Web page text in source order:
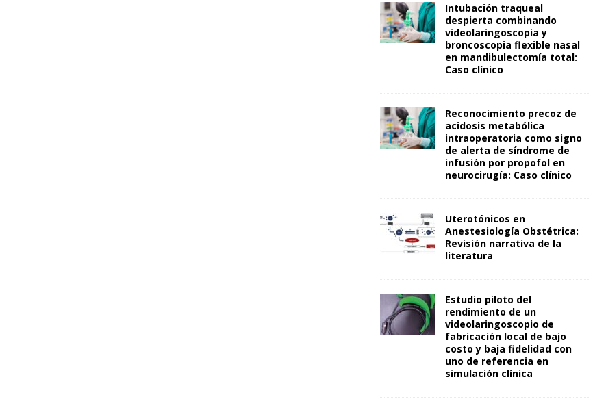
Intubación traqueal
despierta combinando
videolaringoscopia y
broncoscopia flexible nasal
en mandibulectomía total:
Caso clínico
Reconocimiento precoz de
acidosis metabólica
intraoperatoria como signo
de alerta de síndrome de
infusión por propofol en
neurocirugía: Caso clínico
Uterotónicos en
Anestesiología Obstétrica:
Revisión narrativa de la
literatura
Estudio piloto del
rendimiento de un
videolaringoscopio de
fabricación local de bajo
costo y baja fidelidad con
uno de referencia en
simulación clínica